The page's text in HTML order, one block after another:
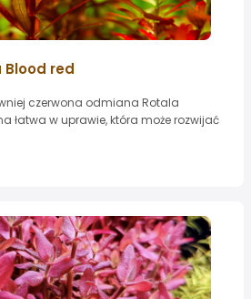
red
czerwona odmiana Rotala
łatwa w uprawie, która może rozwijać